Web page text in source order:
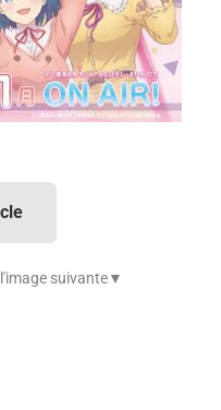
suivante▼